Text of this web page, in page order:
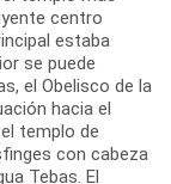
centro
estaba
se puede
el Obelisco de la
hacia el
templo de
con cabeza
Tebas. El